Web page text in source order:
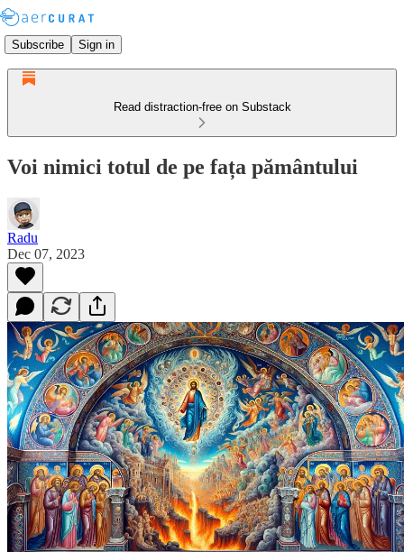
Subscribe Sign in
Read distraction-free on Substack
Voi nimici totul de pe fața pământului
Radu
Dec 07, 2023